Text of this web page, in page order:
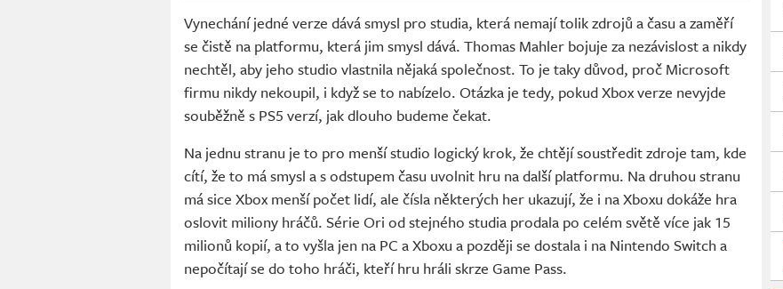
Vynechání jedné verze dává smysl pro studia, která nemají tolik zdrojů a času a zaměří
se čistě na platformu, která jim smysl dává. Thomas Mahler bojuje za nezávislost a nikdy
nechtěl, aby jeho studio vlastnila nějaká společnost. To je taky důvod, proč Microsoft
firmu nikdy nekoupil, i když se to nabízelo. Otázka je tedy, pokud Xbox verze nevyjde
souběžně s PS5 verzí, jak dlouho budeme čekat.
Na jednu stranu je to pro menší studio logický krok, že chtějí soustředit zdroje tam, kde
cítí, že to má smysl a s odstupem času uvolnit hru na další platformu. Na druhou stranu
má sice Xbox menší počet lidí, ale čísla některých her ukazují, že i na Xboxu dokáže hra
oslovit miliony hráčů. Série Ori od stejného studia prodala po celém světě více jak 15
milionů kopií, a to vyšla jen na PC a Xboxu a později se dostala i na Nintendo Switch a
nepočítají se do toho hráči, kteří hru hráli skrze Game Pass.